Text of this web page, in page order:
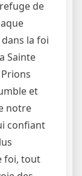
de
la foi
Sainte
et
notre
confiant
foi, tout